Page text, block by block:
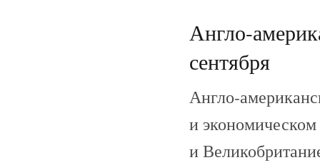
Англо-
сентября
Англо-
и
и